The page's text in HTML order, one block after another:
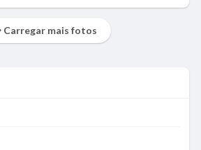
Carregar mais fotos